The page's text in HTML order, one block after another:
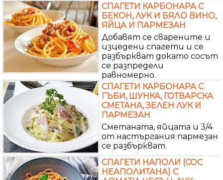
СПАГЕТИ КАРБОНАРА С
БЕКОН, ЛУК И БЯЛО ВИНО,
ЯЙЦА И ПАРМЕЗАН
Добавят се сварените и
изцедени спагети и се
разбъркват докато сосът
се разпредели
равномерно.
СПАГЕТИ КАРБОНАРА С
ГЪБИ, ШУНКА, ГОТВАРСКА
СМЕТАНА, ЗЕЛЕН ЛУК И
ПАРМЕЗАН
Сметаната, яйцата и 3/4
от настъргания пармезан
се разбъркват.
СПАГЕТИ НАПОЛИ (СОС
НЕАПОЛИТАНА) С